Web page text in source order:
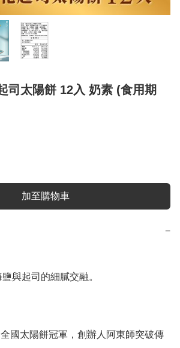
司太陽餅 12入 奶素 (食用期
加至購物車
−